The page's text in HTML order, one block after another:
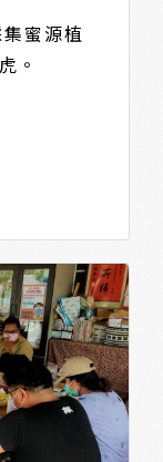
蜜源植
。